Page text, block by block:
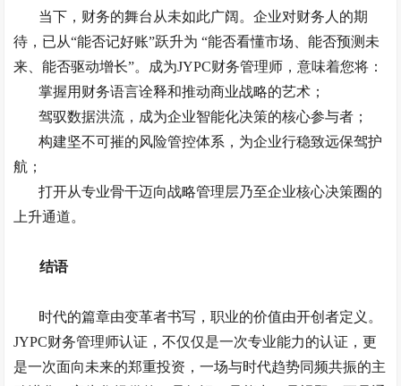
当下，财务的舞台从未如此广阔。企业对财务人的期
待，已从“能否记好账”跃升为 “能否看懂市场、能否预测未
来、能否驱动增长”。成为JYPC财务管理师，意味着您将：
掌握用财务语言诠释和推动商业战略的艺术；
驾驭数据洪流，成为企业智能化决策的核心参与者；
构建坚不可摧的风险管控体系，为企业行稳致远保驾护
航；
打开从专业骨干迈向战略管理层乃至企业核心决策圈的
上升通道。
结语
时代的篇章由变革者书写，职业的价值由开创者定义。
JYPC财务管理师认证，不仅仅是一次专业能力的认证，更
是一次面向未来的郑重投资，一场与时代趋势同频共振的主